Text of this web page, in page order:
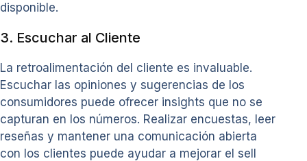
disponible.
3. Escuchar al Cliente
La retroalimentación del cliente es invaluable.
Escuchar las opiniones y sugerencias de los
consumidores puede ofrecer insights que no se
capturan en los números. Realizar encuestas, leer
reseñas y mantener una comunicación abierta
con los clientes puede ayudar a mejorar el sell